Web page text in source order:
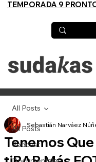
TEMPORADA 9
All Posts
Podcast
All Posts
Tenemos
Sebastián Narváez